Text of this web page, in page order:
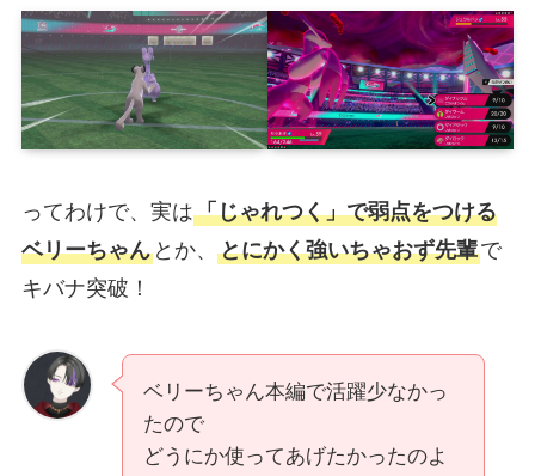
ってわけで、実は「じゃれつく」で弱点をつける
ベリーちゃんとか、 とにかく強いちゃおず先輩で
キバナ突破！
ベリーちゃん本編で活躍少なかっ
たので
どうにか使ってあげたかったのよ